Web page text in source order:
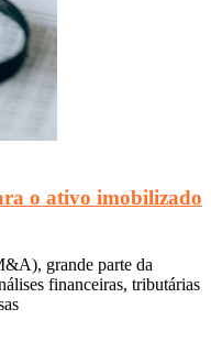
o ativo imobilizado
grande parte da
financeiras, tributárias